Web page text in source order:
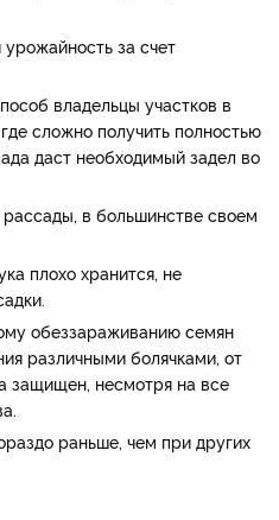
за счет
владельцы участков в
сложно получить полностью
даст необходимый задел во
в большинстве своем
плохо хранится, не
обеззараживанию семян
различными болячками, от
защищен, несмотря на все
раньше, чем при других